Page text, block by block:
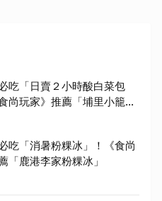
吃「日賣２小時酸白菜包
尚玩家》推薦「埔里小籠
吃「消暑粉粿冰」！《食尚
「鹿港李家粉粿冰」